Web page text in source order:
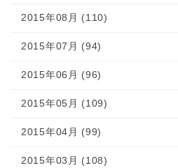
2015年08月 (110)
2015年07月 (94)
2015年06月 (96)
2015年05月 (109)
2015年04月 (99)
2015年03月 (108)